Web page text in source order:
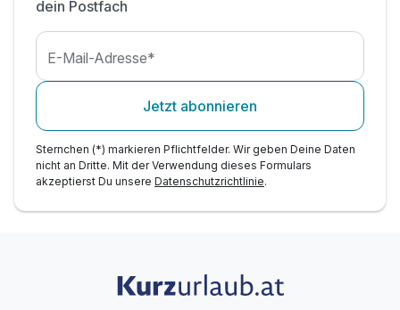
inkl. Mineral & Saftbar während Essenszeiten
Kinderpreise inkl. Halbpension
dein Postfach
E-Mail-Adresse*
Jetzt abonnieren
Sternchen (*) markieren Pflichtfelder. Wir geben Deine Daten
nicht an Dritte. Mit der Verwendung dieses Formulars
akzeptierst Du unsere Datenschutzrichtlinie.